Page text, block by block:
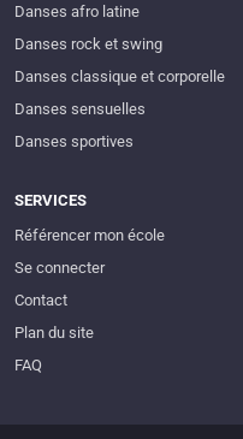
Danses afro latine
Danses rock et swing
Danses classique et corporelle
Danses sensuelles
Danses sportives
SERVICES
Référencer mon école
Se connecter
Contact
Plan du site
FAQ